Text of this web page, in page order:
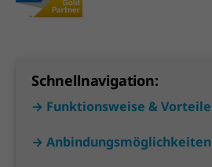
Schnellnavigation:
→ Funktionsweise & Vorteile
→ Anbindungsmöglichkeiten